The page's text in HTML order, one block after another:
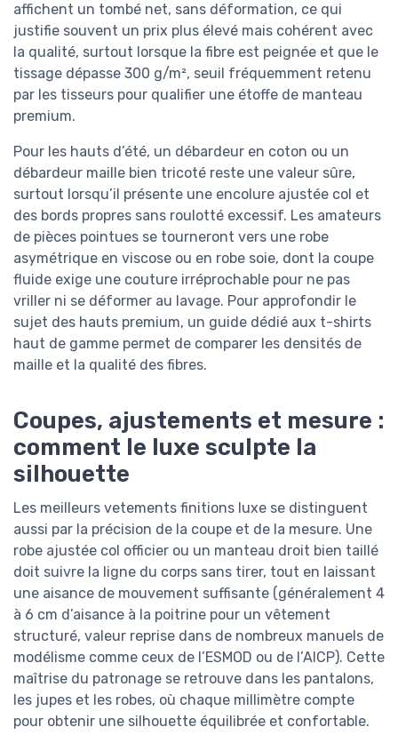
affichent un tombé net, sans déformation, ce qui
justifie souvent un prix plus élevé mais cohérent avec
la qualité, surtout lorsque la fibre est peignée et que le
tissage dépasse 300 g/m², seuil fréquemment retenu
par les tisseurs pour qualifier une étoffe de manteau
premium.
Pour les hauts d’été, un débardeur en coton ou un
débardeur maille bien tricoté reste une valeur sûre,
surtout lorsqu’il présente une encolure ajustée col et
des bords propres sans roulotté excessif. Les amateurs
de pièces pointues se tourneront vers une robe
asymétrique en viscose ou en robe soie, dont la coupe
fluide exige une couture irréprochable pour ne pas
vriller ni se déformer au lavage. Pour approfondir le
sujet des hauts premium, un guide dédié aux t-shirts
haut de gamme permet de comparer les densités de
maille et la qualité des fibres.
Coupes, ajustements et mesure :
comment le luxe sculpte la
silhouette
Les meilleurs vetements finitions luxe se distinguent
aussi par la précision de la coupe et de la mesure. Une
robe ajustée col officier ou un manteau droit bien taillé
doit suivre la ligne du corps sans tirer, tout en laissant
une aisance de mouvement suffisante (généralement 4
à 6 cm d’aisance à la poitrine pour un vêtement
structuré, valeur reprise dans de nombreux manuels de
modélisme comme ceux de l’ESMOD ou de l’AICP). Cette
maîtrise du patronage se retrouve dans les pantalons,
les jupes et les robes, où chaque millimètre compte
pour obtenir une silhouette équilibrée et confortable.